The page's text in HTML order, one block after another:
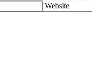
Website